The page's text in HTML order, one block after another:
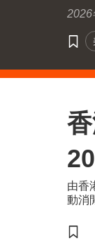
展將
大科
行。
2026
由香
動消
國家